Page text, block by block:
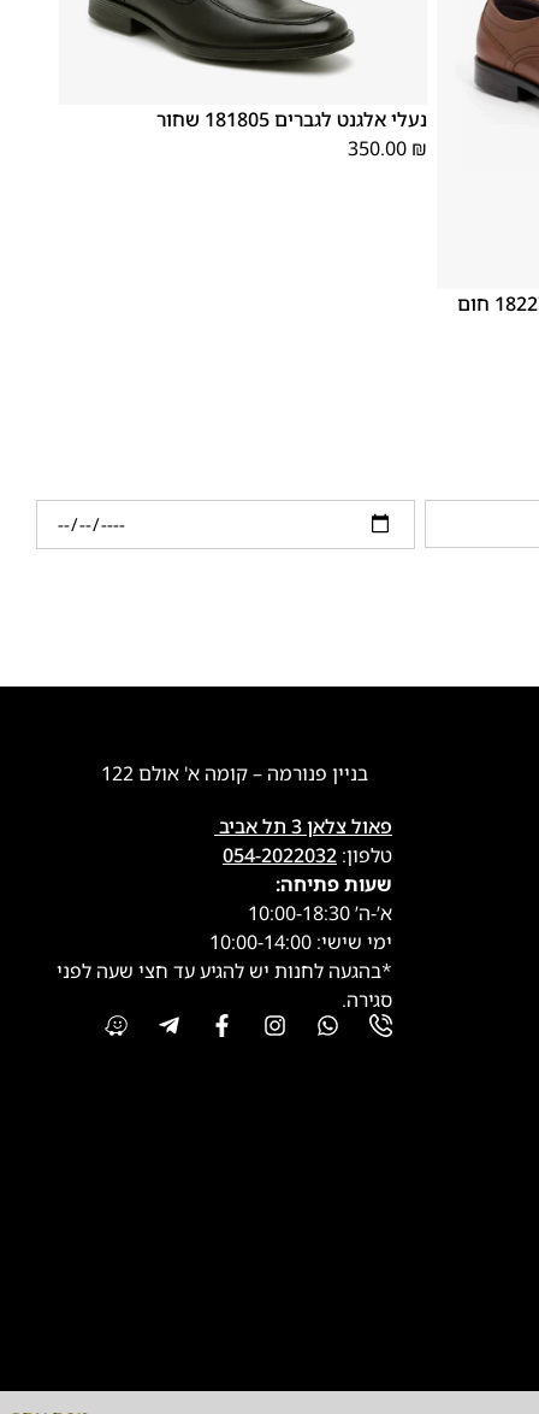
נעלי אלגנט לגברים 181805 שחור
350.00 ₪
בניין פנורמה – קומה א' אולם 122
פאול צלאן 3 תל אביב
טלפון: 054-2022032
שעות פתיחה:
א’-ה’ 10:00-18:30
ימי שישי: 10:00-14:00
*בהגעה לחנות יש להגיע עד חצי שעה לפני
סגירה.